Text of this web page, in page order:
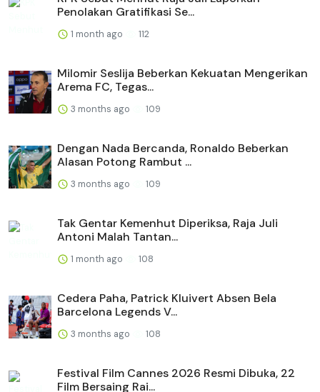
Penolakan Gratifikasi Se...
1 month ago 112
Milomir Seslija Beberkan Kekuatan Mengerikan
Arema FC, Tegas...
3 months ago 109
Dengan Nada Bercanda, Ronaldo Beberkan
Alasan Potong Rambut ...
3 months ago 109
Tak Gentar Kemenhut Diperiksa, Raja Juli
Antoni Malah Tantan...
1 month ago 108
Cedera Paha, Patrick Kluivert Absen Bela
Barcelona Legends V...
3 months ago 108
Festival Film Cannes 2026 Resmi Dibuka, 22
Film Bersaing Rai...